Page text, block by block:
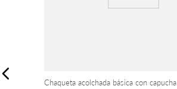
Chaqueta acolchada básica con capucha